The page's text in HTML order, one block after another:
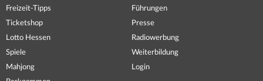
Freizeit-Tipps
Ticketshop
Lotto Hessen
Spiele
Mahjong
Führungen
Presse
Radiowerbung
Weiterbildung
Login